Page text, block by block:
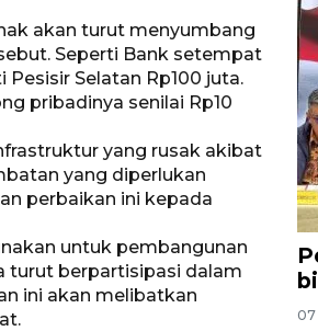
akan turut menyumbang
Seperti Bank setempat
Selatan Rp100 juta.
pribadinya senilai Rp10
yang rusak akibat
yang diperlukan
perbaikan ini kepada
untuk pembangunan
turut berpartisipasi dalam
ini akan melibatkan
07